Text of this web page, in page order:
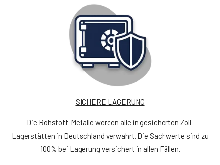
SICHERE LAGERUNG
Die Rohstoff-Metalle werden alle in gesicherten Zoll-
Lagerstätten in Deutschland verwahrt. Die Sachwerte sind zu
100% bei Lagerung versichert in allen Fällen.